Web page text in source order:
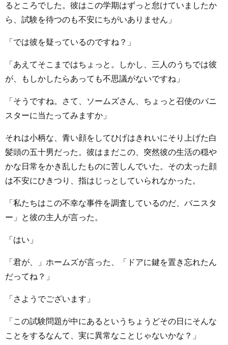
るところでした。彼はこの学期はずっと怠けていましたか
ら、試験を待つのも不安にちがいありません」
「では彼を疑っているのですね？」
「あえてそこまではちょっと。しかし、三人のうちでは彼
が、もしかしたらあっても不思議がないですね」
「そうですね。さて、ソームズさん、ちょっと召使のバニ
スターに当たってみますか」
それは小柄な、青い顔をしてひげはきれいにそり上げた白
髪頭の五十男だった。彼はまだこの、突然彼の生活の穏や
かな日常をかき乱したものに苦しんでいた。その太った顔
は不安にひきつり、指はじっとしていられなかった。
「私たちはこの不幸な事件を調査しているのだ、バニスタ
ー」と彼の主人が言った。
「はい」
「君が、」ホームズが言った、「ドアに鍵を置き忘れたん
だってね？」
「さようでございます」
「この試験問題が中にあるというちょうどその日にそんな
ことをするなんて、実に異常なことじゃないかな？」